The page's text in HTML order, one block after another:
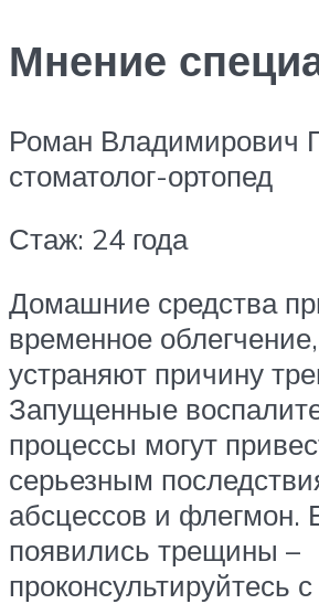
Мнение
Роман Владимирович
стоматолог-ортопед
Стаж: 24 года
Домашние средства
временное
устраняют причину
Запущенные
процессы могут
серьезным
абсцессов и флегмон.
появились трещины –
проконсультируйтесь